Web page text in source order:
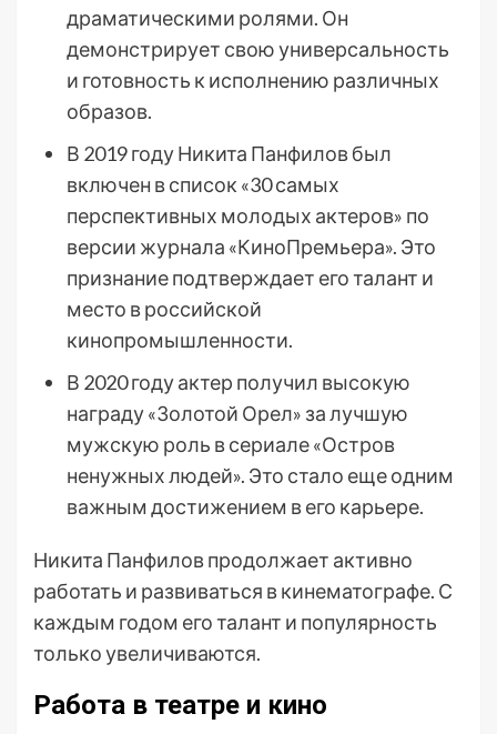
драматическими ролями. Он
демонстрирует свою универсальность
и готовность к исполнению различных
образов.
В 2019 году Никита Панфилов был
включен в список «30 самых
перспективных молодых актеров» по
версии журнала «КиноПремьера». Это
признание подтверждает его талант и
место в российской
кинопромышленности.
В 2020 году актер получил высокую
награду «Золотой Орел» за лучшую
мужскую роль в сериале «Остров
ненужных людей». Это стало еще одним
важным достижением в его карьере.
Никита Панфилов продолжает активно
работать и развиваться в кинематографе. С
каждым годом его талант и популярность
только увеличиваются.
Работа в театре и кино